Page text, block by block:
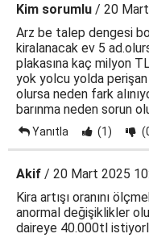
Kim sorumlu / 20
Arz be talep dengesi
kiralanacak ev 5
plakasına kaç milyon
yok yolcu yolda
olursa neden fark
barınma neden sorun
Yanıtla (1)
Akif / 20 Mart 2025
Kira artışı oranını
anormal değişiklikler
daireye 40.000tl